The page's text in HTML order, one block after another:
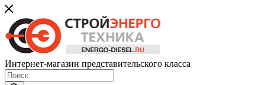
Интернет-магазин представительского класса